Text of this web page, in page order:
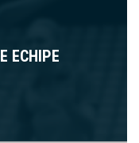
ECHIPE